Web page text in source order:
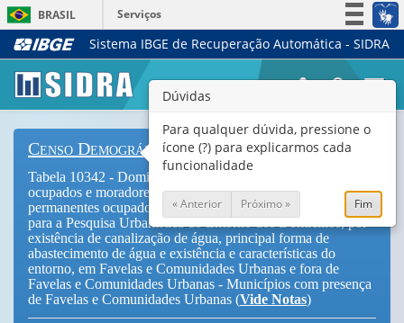
BRASIL
Serviços
Simplifique!
Legislação
Canais
Sistema IBGE de Recuperação Automática - SIDRA
Censo Demográfico
Tabela 10342 - Domicílios particulares permanentes
ocupados e moradores em domicílios particulares
permanentes ocupados em setores censitários selecionados
para a Pesquisa Urbanística do Entorno dos Domicílios, por
existência de canalização de água, principal forma de
abastecimento de água e existência e características do
entorno, em Favelas e Comunidades Urbanas e fora de
Favelas e Comunidades Urbanas - Municípios com presença
de Favelas e Comunidades Urbanas (Vide Notas)
Dúvidas
Para qualquer dúvida, pressione o
ícone (?) para explicarmos cada
funcionalidade
« Anterior Próximo » Fim